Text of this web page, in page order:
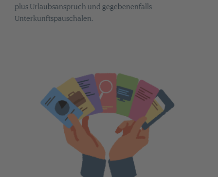
plus Urlaubsanspruch und gegebenenfalls
Unterkunftspauschalen.